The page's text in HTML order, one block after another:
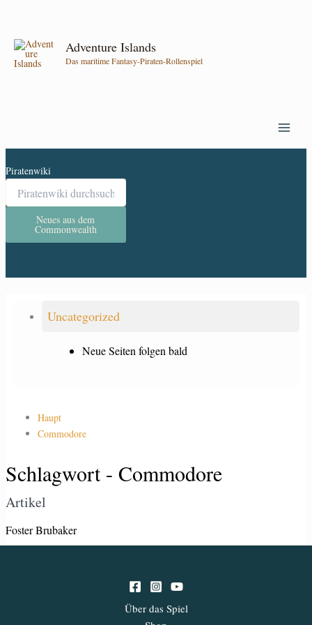
springen
Adventure Islands
Das maritime Fantasy-Piraten-Rollenspiel
Piratenwiki
Neues aus dem
Commonwealth
Uncategorized
Neue Seiten folgen bald
Haupt
Commodore
Schlagwort - Commodore
Artikel
Foster Brubaker
Über das Spiel